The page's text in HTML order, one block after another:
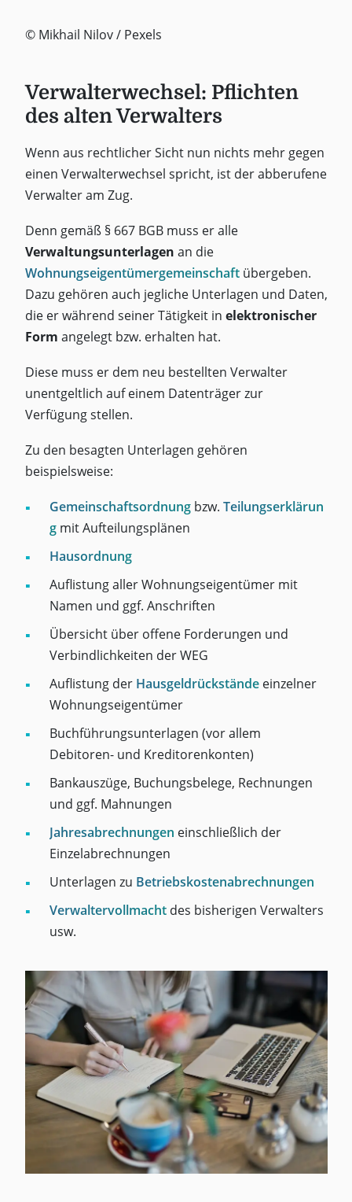
© Mikhail Nilov / Pexels
Verwalterwechsel: Pflichten
des alten Verwalters
Wenn aus rechtlicher Sicht nun nichts mehr gegen
einen Verwalterwechsel spricht, ist der abberufene
Verwalter am Zug.
Denn gemäß § 667 BGB muss er alle
Verwaltungsunterlagen an die
Wohnungseigentümergemeinschaftübergeben.
Dazu gehören auch jegliche Unterlagen und Daten,
die er während seiner Tätigkeit in elektronischer
Form angelegt bzw. erhalten hat.
Diese muss er dem neu bestellten Verwalter
unentgeltlich auf einem Datenträger zur
Verfügung stellen.
Zu den besagten Unterlagen gehören
beispielsweise:
Gemeinschaftsordnung bzw. Teilungserklärun
g mit Aufteilungsplänen
Hausordnung
Auflistung aller Wohnungseigentümer mit
Namen und ggf. Anschriften
Übersicht über offene Forderungen und
Verbindlichkeiten der WEG
Auflistung der Hausgeldrückstände einzelner
Wohnungseigentümer
Buchführungsunterlagen (vor allem
Debitoren- und Kreditorenkonten)
Bankauszüge, Buchungsbelege, Rechnungen
und ggf. Mahnungen
Jahresabrechnungen einschließlich der
Einzelabrechnungen
Unterlagen zu Betriebskostenabrechnungen
Verwaltervollmacht des bisherigen Verwalters
usw.